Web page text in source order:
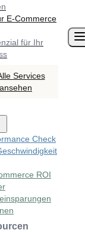
E-Commerce
für Ihr
Services
ansehen
Check
ROI